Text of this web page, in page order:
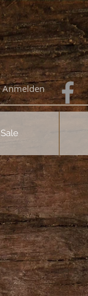
Anmelden
Sale